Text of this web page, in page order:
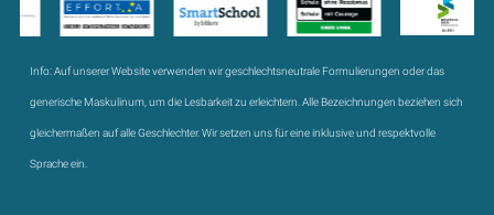
Info:Auf unserer Website verwenden wir geschlechtsneutrale Formulierungen oder das
generische Maskulinum, um die Lesbarkeit zu erleichtern. Alle Bezeichnungen beziehen sich
gleichermaßen auf alle Geschlechter. Wir setzen uns für eine inklusive und respektvolle
Sprache ein.